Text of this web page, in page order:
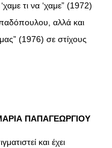
τι να ‘χαμε” (1972)
αλλά και
(1976) σε στίχους
ΠΑΠΑΓΕΩΡΓΙΟΥ
και έχει